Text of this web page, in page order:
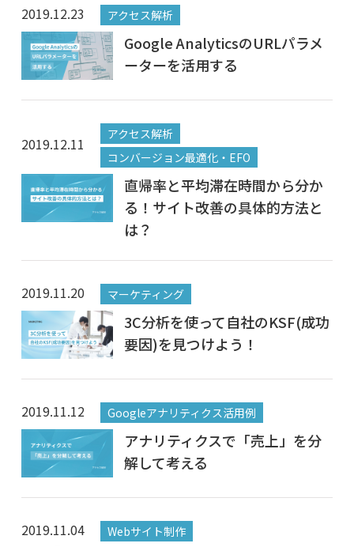
2019.12.23 アクセス解析
Google AnalyticsのURLパラメ
ーターを活用する
2019.12.11
アクセス解析
コンバージョン最適化・EFO
直帰率と平均滞在時間から分か
る！サイト改善の具体的方法と
は？
2019.11.20 マーケティング
3C分析を使って自社のKSF(成功
要因)を見つけよう！
2019.11.12 Googleアナリティクス活用例
アナリティクスで「売上」を分
解して考える
2019.11.04 Webサイト制作